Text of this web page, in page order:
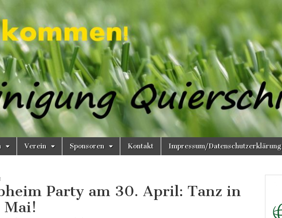
Verein Sponsoren Kontakt Impressum/Datenschutzerklärung
Party am 30. April: Tanz in
Mai!